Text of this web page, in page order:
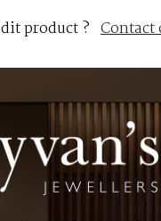
product ? Contact